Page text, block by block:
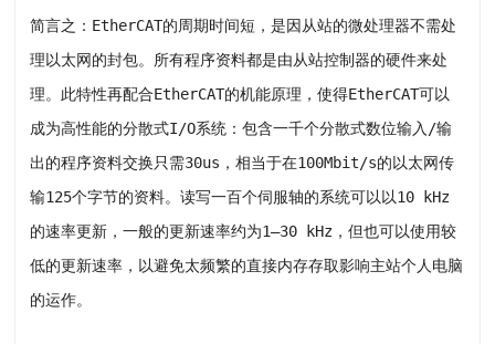
简言之：EtherCAT的周期时间短，是因从站的微处理器不需处
理以太网的封包。所有程序资料都是由从站控制器的硬件来处
理。此特性再配合EtherCAT的机能原理，使得EtherCAT可以
成为高性能的分散式I/O系统：包含一千个分散式数位输入/输
出的程序资料交换只需30us，相当于在100Mbit/s的以太网传
输125个字节的资料。读写一百个伺服轴的系统可以以10 kHz
的速率更新，一般的更新速率约为1–30 kHz，但也可以使用较
低的更新速率，以避免太频繁的直接内存存取影响主站个人电脑
的运作。